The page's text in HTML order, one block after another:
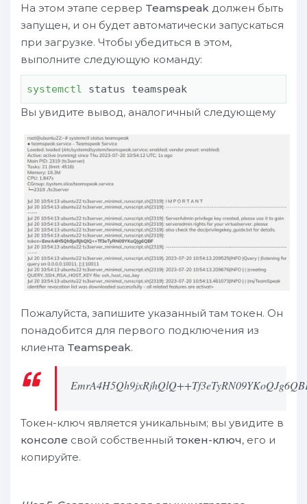
На этом этапе сервер Teamspeak должен быть
запущен, и он будет автоматически запускаться
при загрузке. Чтобы убедиться в этом,
выполните следующую команду:
systemctl status teamspeak
Вы увидите вывод, аналогичный следующему
Пожалуйста, запишите указанный там токен. Он
понадобится для первого подключения из
клиента Teamspeak.
Токен-ключ является уникальным; вы увидите в
консоле свой собственныйтокен-ключ, его и
копируйте.